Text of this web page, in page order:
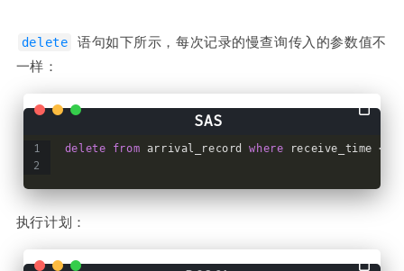
delete
语句如下所示，每次记录的慢查询传入的参数值不
一样：
delete from arrival_record where receive_time <
执行计划：